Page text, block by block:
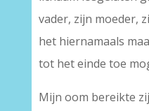
vader, zijn moeder,
het hiernamaals
tot het einde toe
Mijn oom bereikte